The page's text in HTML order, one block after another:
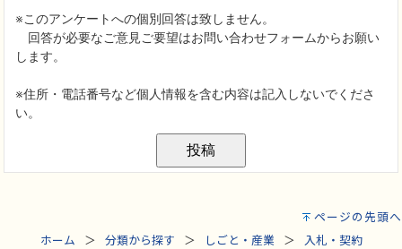
ページの先頭へ
ホーム
分類から探す しごと・産業
入札・契約